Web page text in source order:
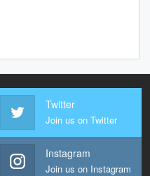
Twitter
Join us on Twitter
Instagram
Join us on Instagram